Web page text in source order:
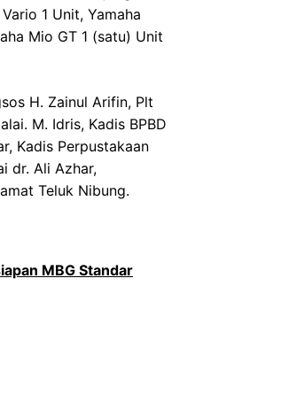
1 Unit, Yamaha
Mio GT 1 (satu) Unit
H. Zainul Arifin, Plt
M. Idris, Kadis BPBD
Kadis Perpustakaan
dr. Ali Azhar,
Teluk Nibung.
MBG Standar